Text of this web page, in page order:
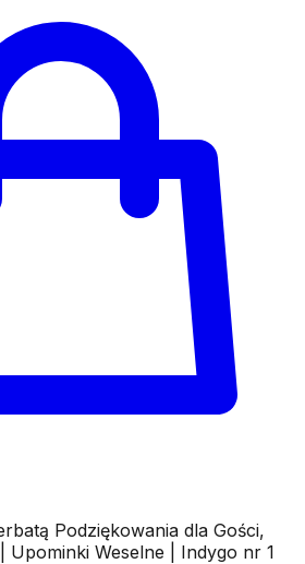
Podziękowania dla Gości,
Upominki Weselne | Indygo nr 1